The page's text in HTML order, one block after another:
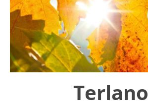
Terlano